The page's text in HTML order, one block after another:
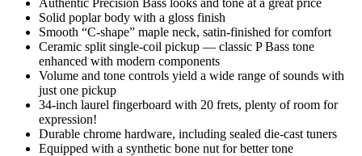
Solid poplar body with a gloss finish
Smooth “C-shape” maple neck, satin-finished for comfort
Ceramic split single-coil pickup — classic P Bass tone
enhanced with modern components
Volume and tone controls yield a wide range of sounds with
just one pickup
34-inch laurel fingerboard with 20 frets, plenty of room for
expression!
Durable chrome hardware, including sealed die-cast tuners
Equipped with a synthetic bone nut for better tone